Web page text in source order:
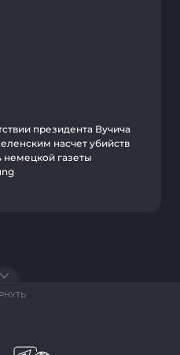
президента Вучича
насчет убийств
немецкой газеты